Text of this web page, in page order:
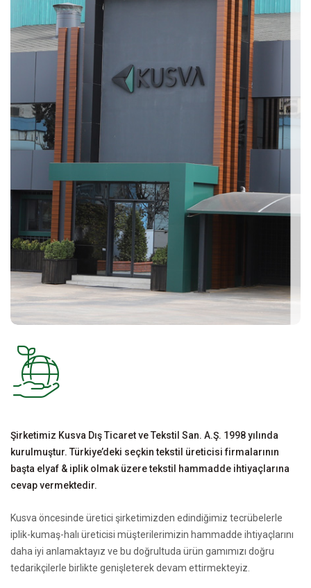
Şirketimiz Kusva Dış Ticaret ve Tekstil San. A.Ş. 1998 yılında
kurulmuştur. Türkiye’deki seçkin tekstil üreticisi firmalarının
başta elyaf & iplik olmak üzere tekstil hammadde ihtiyaçlarına
cevap vermektedir.
Kusva öncesinde üretici şirketimizden edindiğimiz tecrübelerle
iplik-kumaş-halı üreticisi müşterilerimizin hammadde ihtiyaçlarını
daha iyi anlamaktayız ve bu doğrultuda ürün gamımızı doğru
tedarikçilerle birlikte genişleterek devam ettirmekteyiz.